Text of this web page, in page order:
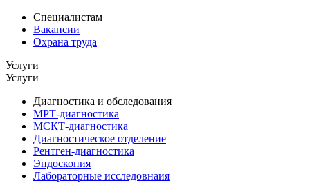
Специалистам
Вакансии
Охрана труда
Услуги
Услуги
Диагностика и обследования
МРТ-диагностика
МСКТ-диагностика
Диагностическое отделение
Рентген-диагностика
Эндоскопия
Лабораторные исследовнаия